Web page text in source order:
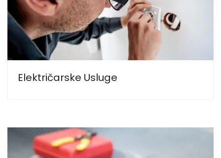
Električarske Usluge